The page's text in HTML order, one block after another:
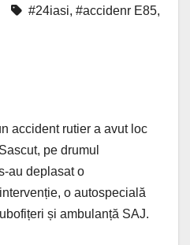
#24iasi, #accidenr E85,
accident rutier a avut loc
pe drumul
au deplasat o
o autospecială
și ambulanță SAJ.